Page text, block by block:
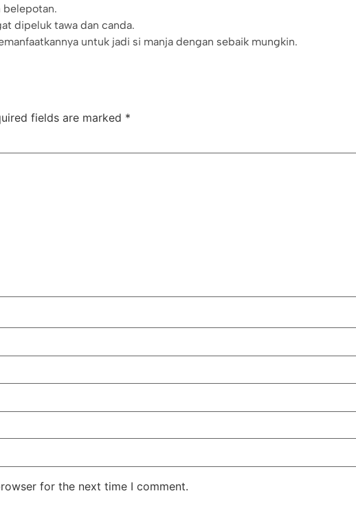
belepotan.
dipeluk tawa dan canda.
untuk jadi si manja dengan sebaik mungkin.
fields are marked *
for the next time I comment.